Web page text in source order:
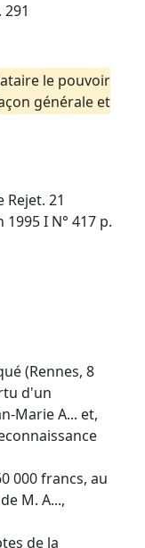
le pouvoir
générale et
21
I N° 417 p.
(Rennes, 8
d'un
Marie A... et,
000 francs, au
M. A...,
de la